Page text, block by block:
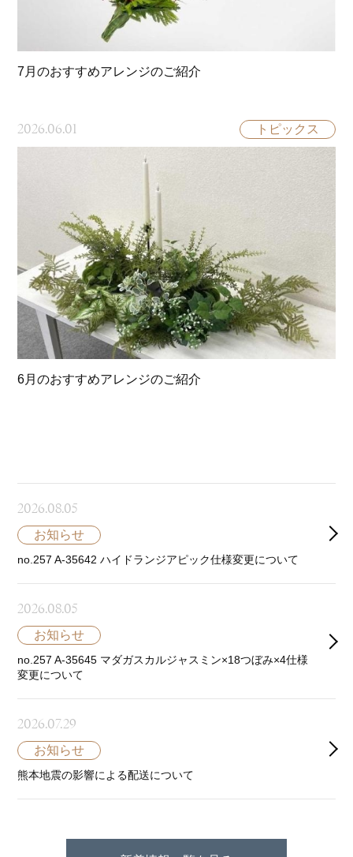
7月のおすすめアレンジのご紹介
2026.06.01 トピックス
6月のおすすめアレンジのご紹介
2026.08.05
お知らせ
no.257 A-35642 ハイドランジアピック仕様変更について
2026.08.05
お知らせ
no.257 A-35645 マダガスカルジャスミン×18つぼみ×4仕様
変更について
2026.07.29
お知らせ
熊本地震の影響による配送について